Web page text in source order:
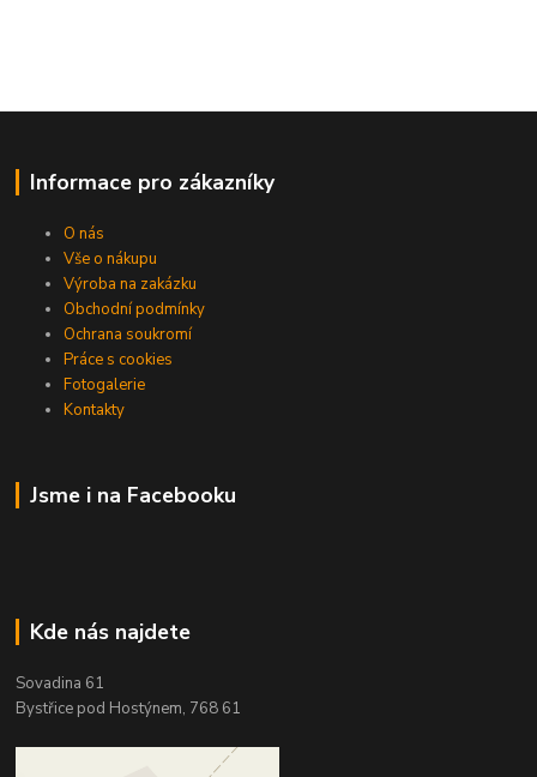
Informace pro zákazníky
O nás
Vše o nákupu
Výroba na zakázku
Obchodní podmínky
Ochrana soukromí
Práce s cookies
Fotogalerie
Kontakty
Jsme i na Facebooku
Kde nás najdete
Sovadina 61
Bystřice pod Hostýnem, 768 61